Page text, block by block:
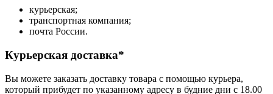
курьерская;
транспортная компания;
почта России.
Курьерская доставка*
Вы можете заказать доставку товара с помощью курьера,
который прибудет по указанному адресу в будние дни с 18.00